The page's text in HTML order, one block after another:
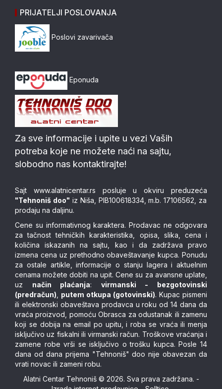
PRIJATELJI POSLOVANJA
Poslovi zavarivača
Eponuda
Za sve informacije i upite u vezi Vaših
potreba koje ne možete naći na sajtu,
slobodno nas kontaktirajte!
Sajt www.alatnicentar.rs posluje u okviru preduzeća
"Tehnoniš doo" iz Niša, PIB100618334, m.b. 17106562, za
prodaju na daljinu.
Cene su informativnog karaktera. Prodavac ne odgovara
za tačnost tehničkih karakteristika, opisa, slika, cena i
količina iskazanih na sajtu, kao i da zadržava pravo
izmena cena uz prethodno obaveštavanje kupca. Ponudu
za ostale artikle, informacije o stanju lagera i aktuelnim
cenama možete dobiti na upit. Cene su za avansne uplate,
uz način plaćanja: virmanski - bezgotovinski
(predračun)
putem otkupa (gotovinski). Kupac pismeni
ili elektronski obaveštava prodavca u roku od 14 dana da
vraća proizvod, pomoću Obrasca za odustanak ili zamenu
koji se dobija na email po upitu, i roba se vraća ili menja
isključivo uz fiskalni ili virmanski račun. Troškove vraćanja i
zamene robe vrši se isključivo o trošku kupca. Posle 14
dana od dana prijema "Tehnoniš" doo nije obavezan da
vrati novac ili zameni robu.
Alatni Centar Tehnoniš © 2026. Sva prava zadržana. -